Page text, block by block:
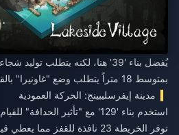
يُفضل بناء '39' هنا، لكنه يتطلب
بمتوسط 18 متراً يتطلب وضع "غاونيرا" بالقرب من الهياكل المركزية.
مدينة إيفرسليبينج: الحركة العمودية
استخدم بناء '129' مع "تأثير
توفر الخريطة 23 نافذة للقفز